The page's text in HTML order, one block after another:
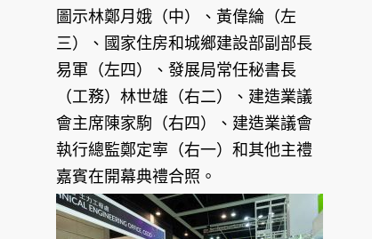
圖示林鄭月娥（中）、黃偉綸（左
三）、國家住房和城鄉建設部副部長
易軍（左四）、發展局常任秘書長
（工務）林世雄（右二）、建造業議
會主席陳家駒（右四）、建造業議會
執行總監鄭定寕（右一）和其他主禮
嘉賓在開幕典禮合照。